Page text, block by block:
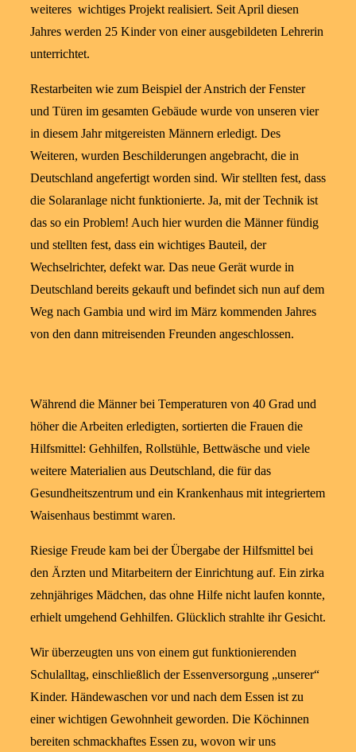
weiteres wichtiges Projekt realisiert. Seit April diesen
Jahres werden 25 Kinder von einer ausgebildeten Lehrerin
unterrichtet.
Restarbeiten wie zum Beispiel der Anstrich der Fenster
und Türen im gesamten Gebäude wurde von unseren vier
in diesem Jahr mitgereisten Männern erledigt. Des
Weiteren, wurden Beschilderungen angebracht, die in
Deutschland angefertigt worden sind. Wir stellten fest, dass
die Solaranlage nicht funktionierte. Ja, mit der Technik ist
das so ein Problem! Auch hier wurden die Männer fündig
und stellten fest, dass ein wichtiges Bauteil, der
Wechselrichter, defekt war. Das neue Gerät wurde in
Deutschland bereits gekauft und befindet sich nun auf dem
Weg nach Gambia und wird im März kommenden Jahres
von den dann mitreisenden Freunden angeschlossen.
Während die Männer bei Temperaturen von 40 Grad und
höher die Arbeiten erledigten, sortierten die Frauen die
Hilfsmittel: Gehhilfen, Rollstühle, Bettwäsche und viele
weitere Materialien aus Deutschland, die für das
Gesundheitszentrum und ein Krankenhaus mit integriertem
Waisenhaus bestimmt waren.
Riesige Freude kam bei der Übergabe der Hilfsmittel bei
den Ärzten und Mitarbeitern der Einrichtung auf. Ein zirka
zehnjähriges Mädchen, das ohne Hilfe nicht laufen konnte,
erhielt umgehend Gehhilfen. Glücklich strahlte ihr Gesicht.
Wir überzeugten uns von einem gut funktionierenden
Schulalltag, einschließlich der Essenversorgung „unserer“
Kinder. Händewaschen vor und nach dem Essen ist zu
einer wichtigen Gewohnheit geworden. Die Köchinnen
bereiten schmackhaftes Essen zu, wovon wir uns